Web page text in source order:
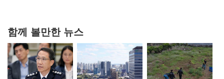
함께 볼만한 뉴스